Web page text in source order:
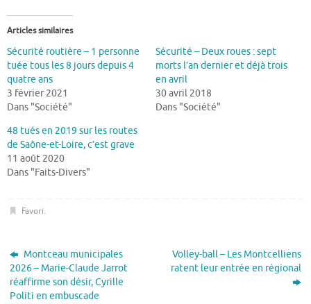
Articles similaires
Sécurité routière – 1 personne
tuée tous les 8 jours depuis 4
quatre ans
3 février 2021
Dans "Société"
Sécurité – Deux roues : sept
morts l’an dernier et déjà trois
en avril
30 avril 2018
Dans "Société"
48 tués en 2019 sur les routes
de Saône-et-Loire, c’est grave
11 août 2020
Dans "Faits-Divers"
Favori.
Montceau municipales
2026 – Marie-Claude Jarrot
réaffirme son désir, Cyrille
Politi en embuscade
Volley-ball – Les Montcelliens
ratent leur entrée en régional